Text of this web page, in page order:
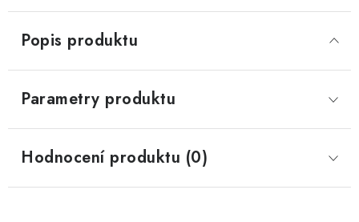
Popis produktu
Parametry produktu
Hodnocení produktu (0)